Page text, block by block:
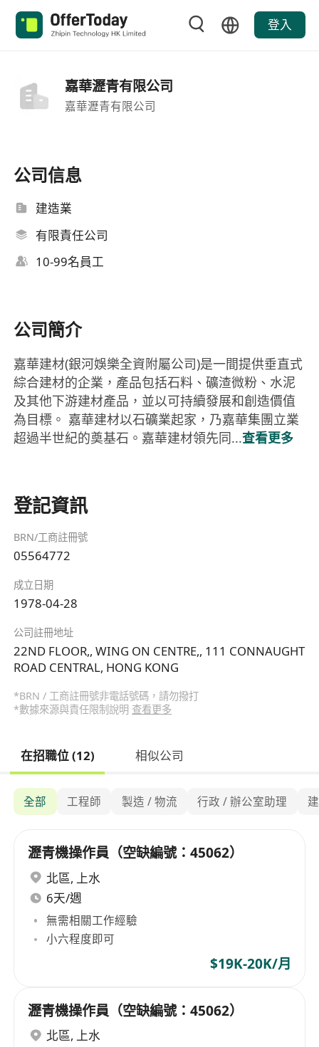
登入
嘉華瀝青有限公司
嘉華瀝青有限公司
公司信息
建造業
有限責任公司
10-99名員工
公司簡介
嘉華建材(銀河娛樂全資附屬公司)是一間提供垂直式
綜合建材的企業，產品包括石料、礦渣微粉、水泥
及其他下游建材產品，並以可持續發展和創造價值
為目標。 嘉華建材以石礦業起家，乃嘉華集團立業
超過半世紀的奠基石。嘉華建材領先同...查看更多
登記資訊
BRN/工商註冊號
05564772
成立日期
1978-04-28
公司註冊地址
22ND FLOOR,, WING ON CENTRE,, 111 CONNAUGHT
ROAD CENTRAL, HONG KONG
*BRN / 工商註冊號非電話號碼，請勿撥打
*數據來源與責任限制說明 查看更多
在招職位 (12) 相似公司
全部 工程師 製造 / 物流 行政 / 辦公室助理
瀝青機操作員（空缺編號：45062）
北區, 上水
6天/週
無需相關工作經驗
小六程度即可
$19K-20K/月
瀝青機操作員（空缺編號：45062）
北區, 上水